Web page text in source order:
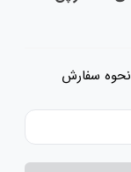
سفارش